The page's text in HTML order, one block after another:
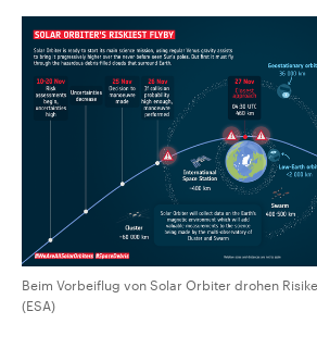
Beim Vorbeiflug von Solar Orbiter drohen
(ESA)